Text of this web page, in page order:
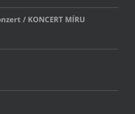
/ KONCERT MÍRU